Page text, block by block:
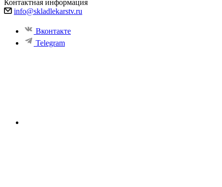
Контактная информация
info@skladlekarstv.ru
Вконтакте
Telegram